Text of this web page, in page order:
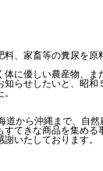
料、家畜等の糞尿を
体に優しい農産物、
知らせしたいと、昭
道から沖縄まで、自
すてきな商品を集め
いたしております。